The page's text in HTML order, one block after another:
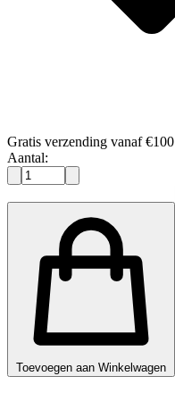
Gratis verzending vanaf €100
Aantal:
Toevoegen aan Winkelwagen